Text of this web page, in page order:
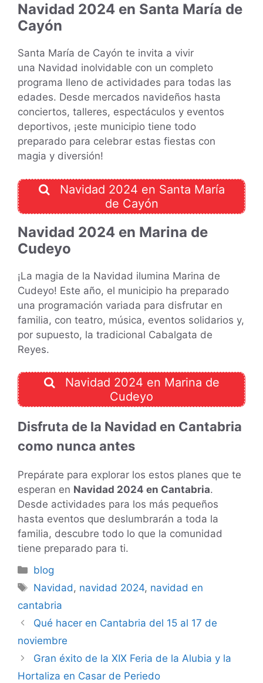
Navidad 2024 en Santa María de
Cayón
Santa María de Cayón te invita a vivir
una Navidad inolvidable con un completo
programa lleno de actividades para todas las
edades. Desde mercados navideños hasta
conciertos, talleres, espectáculos y eventos
deportivos, ¡este municipio tiene todo
preparado para celebrar estas fiestas con
magia y diversión!
Navidad 2024 en Santa María
de Cayón
Navidad 2024 en Marina de
Cudeyo
¡La magia de la Navidad ilumina Marina de
Cudeyo! Este año, el municipio ha preparado
una programación variada para disfrutar en
familia, con teatro, música, eventos solidarios y,
por supuesto, la tradicional Cabalgata de
Reyes.
Navidad 2024 en Marina de
Cudeyo
Disfruta de la Navidad en Cantabria
como nunca antes
Prepárate para explorar los estos planes que te
esperan en Navidad 2024 en Cantabria.
Desde actividades para los más pequeños
hasta eventos que deslumbrarán a toda la
familia, descubre todo lo que la comunidad
tiene preparado para ti.
Categorías
blog
Etiquetas
Navidad , navidad 2024, navidad en
cantabria
Qué hacer en Cantabria del 15 al 17 de
noviembre
Gran éxito de la XIX Feria de la Alubia y la
Hortaliza en Casar de Periedo